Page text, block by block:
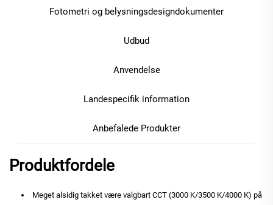
Fotometri og belysningsdesigndokumenter
Udbud
Anvendelse
Landespecifik information
Anbefalede Produkter
Produktfordele
Meget alsidig takket være valgbart CCT (3000 K/3500 K/4000 K) på